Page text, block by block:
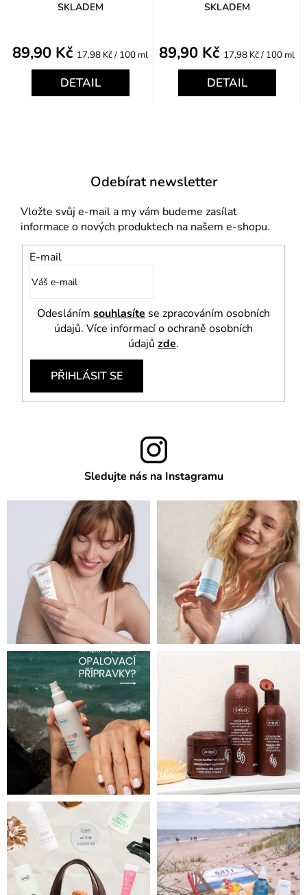
SKLADEM
89,90 Kč Měrná
17,98 Kč / 100 ml
DETAIL
SKLADEM
89,90 Kč Měrná
17,98 Kč / 100 ml
DETAIL
Odebírat newsletter
Vložte svůj e-mail a my vám budeme zasílat
informace o nových produktech na našem e-shopu.
E-mail
Odesláním souhlasíte se zpracováním osobních
údajů. Více informací o ochraně osobních
údajů zde.
PŘIHLÁSIT SE
Sledujte nás na Instagramu